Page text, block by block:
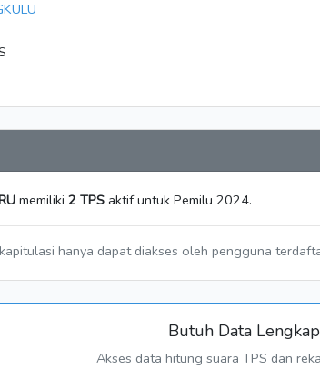
memiliki 2 TPS aktif untuk Pemilu 2024.
hanya dapat diakses oleh pengguna
Butuh Data
Akses data hitung suara TPS dan